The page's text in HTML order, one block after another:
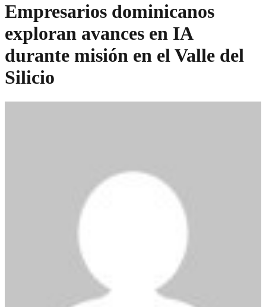
Empresarios dominicanos
exploran avances en IA
durante misión en el Valle del
Silicio